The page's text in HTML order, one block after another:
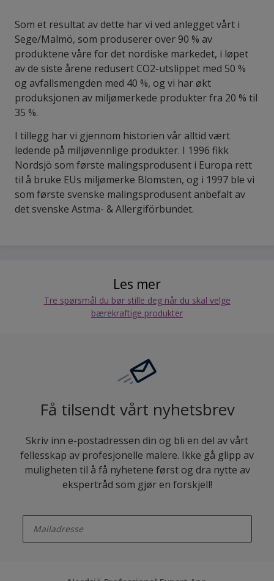
Som et resultat av dette har vi ved anlegget vårt i
Sege/Malmö, som produserer over 90 % av
produktene våre for det nordiske markedet, i løpet
av de siste årene redusert CO2-utslippet med 50 %
og avfallsmengden med 40 %, og vi har økt
produksjonen av miljømerkede produkter fra 20 % til
35 %.
I tillegg har vi gjennom historien vår alltid vært
ledende på miljøvennlige produkter. I 1996 fikk
Nordsjö som første malingsprodusent i Europa rett
til å bruke EUs miljømerke Blomsten, og i 1997 ble vi
som første svenske malingsprodusent anbefalt av
det svenske Astma- & Allergiförbundet.
Les mer
Tre spørsmål du bør stille deg når du skal velge
bærekraftige produkter
Få tilsendt vårt nyhetsbrev
Skriv inn e-postadressen din og bli en del av vårt
fellesskap av profesjonelle malere. Ikke gå glipp av
muligheten til å få nyhetene først og dra nytte av
ekspertråd som gjør en forskjell!